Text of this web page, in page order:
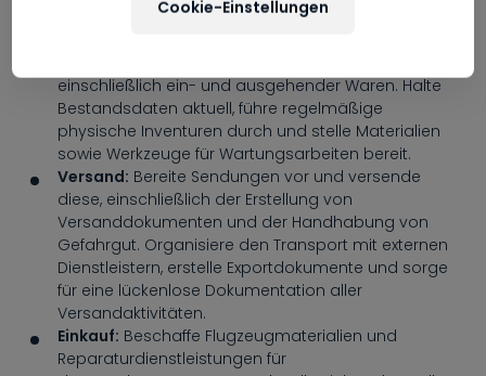
----
Zusammenhang mit Zollabfertigungen, um die
einschließlich ein- und ausgehender Waren. Halte
Bestandsdaten aktuell, führe regelmäßige
physische Inventuren durch und stelle Materialien
sowie Werkzeuge für Wartungsarbeiten bereit.
Versand: Bereite Sendungen vor und versende
diese, einschließlich der Erstellung von
Versanddokumenten und der Handhabung von
Gefahrgut. Organisiere den Transport mit externen
Dienstleistern, erstelle Exportdokumente und sorge
für eine lückenlose Dokumentation aller
Versandaktivitäten.
Einkauf: Beschaffe Flugzeugmaterialien und
Reparaturdienstleistungen für
Cookie-Einstellungen